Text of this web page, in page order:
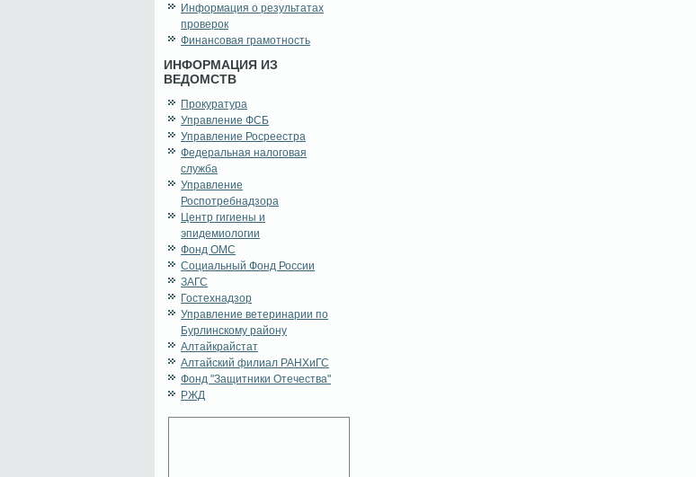
Информация о результатах
проверок
Финансовая грамотность
ИНФОРМАЦИЯ ИЗ
ВЕДОМСТВ
Прокуратура
Управление ФСБ
Управление Росреестра
Федеральная налоговая
служба
Управление
Роспотребнадзора
Центр гигиены и
эпидемиологии
Фонд ОМС
Социальный Фонд России
ЗАГС
Гостехнадзор
Управление ветеринарии по
Бурлинскому району
Алтайкрайстат
Алтайский филиал РАНХиГС
Фонд "Защитники Отечества"
РЖД